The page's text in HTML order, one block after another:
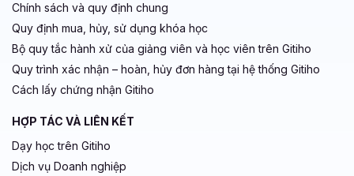
Chính sách và quy định chung
Quy định mua, hủy, sử dụng khóa học
Bộ quy tắc hành xử của giảng viên và học viên trên Gitiho
Quy trình xác nhận – hoàn, hủy đơn hàng tại hệ thống Gitiho
Cách lấy chứng nhận Gitiho
HỢP TÁC VÀ LIÊN KẾT
Dạy học trên Gitiho
Dịch vụ Doanh nghiệp